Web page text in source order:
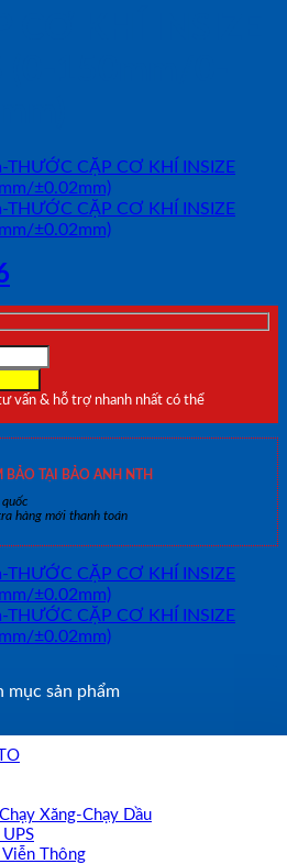
vấn & hỗ trợ nhanh nhất có thể
TẠI BẢO ANH NTH
hàng mới thanh toán
mục sản phẩm
Xăng-Chạy Dầu
Thông